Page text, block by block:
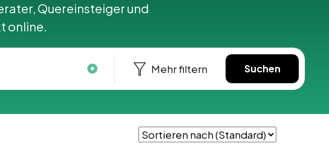
Quereinsteiger und
online.
Mehr filtern Suchen